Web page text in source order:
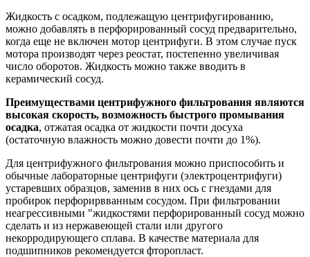
Жидкость с осадком, подлежащую центрифугированию,
можно добавлять в перфорированный сосуд предварительно,
когда еще не включен мотор центрифуги. В этом случае пуск
мотора производят через реостат, постепенно увеличивая
число оборотов. Жидкость можно также вводить в
керамический сосуд.
Преимуществами центрифужного фильтрования являются
высокая скорость, возможность быстрого промывания
осадка, отжатая осадка от жидкости почти досуха
(остаточную влажность можно довести почти до 1%).
Для центрифужного фильтрования можно приспособить и
обычные лабораторные центрифуги (электроцентрифуги)
устаревших образцов, заменив в них ось с гнездами для
пробирок перфорирвванным сосудом. При фильтровании
неагрессивными "жидкостями перфорированный сосуд можно
сделать и из нержавеющей стали или другого
некорродирующего сплава. В качестве материала для
подшипников рекомендуется фторопласт.